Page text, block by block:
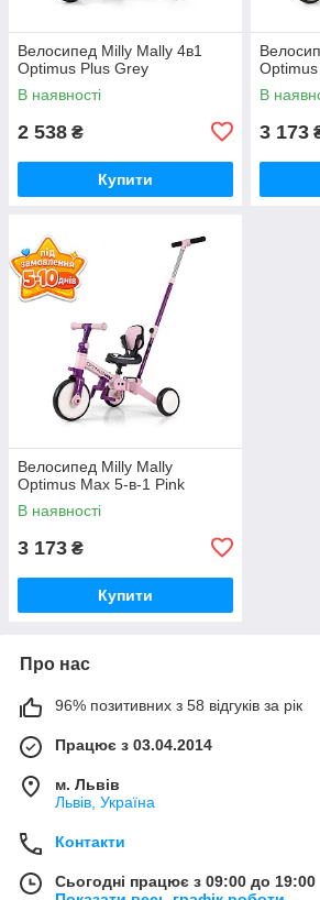
Велосипед Milly Mally 4в1
Optimus Plus Grey
В наявності
2 538 ₴
Купити
В
3 173
Велосипед Milly Mally
Optimus Max 5-в-1 Pink
В наявності
3 173 ₴
Купити
Про нас
96% позитивних з 58 відгуків за рік
Працює з 03.04.2014
м. Львів
Львів, Україна
Контакти
Сьогодні працює з 09:00 до 19:00